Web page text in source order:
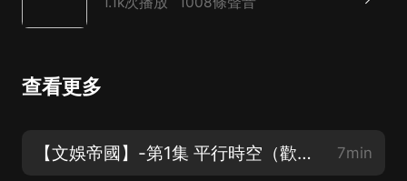
查看更多
【文娛帝國】-第1集 平行時空（歡迎訂閱關注，點讚評論，月票投喂喲~） 7min